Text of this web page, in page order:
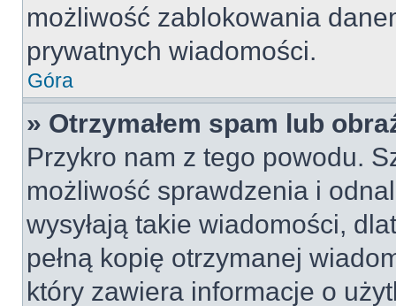
możliwość zablokowania
prywatnych wiadomości.
Góra
» Otrzymałem spam lub
Przykro nam z tego powodu.
możliwość sprawdzenia i
wysyłają takie wiadomości,
pełną kopię otrzymanej
który zawiera informacje o